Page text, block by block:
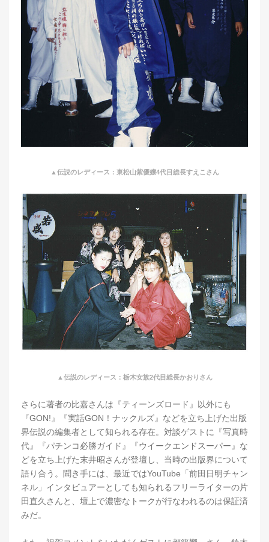
▲伝説のレディース：東松山紫優嬢4代目総長すえこさん
▲伝説のレディース：栃木女族2代目総長かおりさん
さらに著者の比嘉さんは『ティーンズロード』以外にも
『GON!』『実話GON！ナックルズ』などを立ち上げた出版
界伝説の編集者として知られる存在。対談ゲストに『写真時
代』『パチンコ必勝ガイド』『ウイークエンドスーパー』な
どを立ち上げた末井昭さんが登壇し、当時の出版界について
語り合う。聞き手には、最近ではYouTube「前田日明チャン
ネル」インタビュアーとしても知られるフリーライターの片
田直久さんと、壇上で濃密なトークが行なわれるのは保証済
みだ。